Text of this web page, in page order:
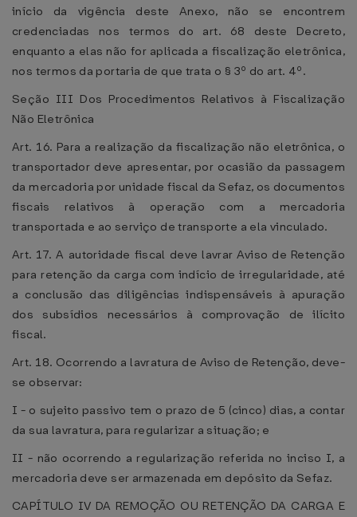
início da vigência deste Anexo, não se encontrem
credenciadas nos termos do art. 68 deste Decreto,
enquanto a elas não for aplicada a fiscalização eletrônica,
nos termos da portaria de que trata o § 3º do art. 4º.
Seção III Dos Procedimentos Relativos à Fiscalização
Não Eletrônica
Art. 16. Para a realização da fiscalização não eletrônica, o
transportador deve apresentar, por ocasião da passagem
da mercadoria por unidade fiscal da Sefaz, os documentos
fiscais relativos à operação com a mercadoria
transportada e ao serviço de transporte a ela vinculado.
Art. 17. A autoridade fiscal deve lavrar Aviso de Retenção
para retenção da carga com indício de irregularidade, até
a conclusão das diligências indispensáveis à apuração
dos subsídios necessários à comprovação de ilícito
fiscal.
Art. 18. Ocorrendo a lavratura de Aviso de Retenção, deve-
se observar:
I - o sujeito passivo tem o prazo de 5 (cinco) dias, a contar
da sua lavratura, para regularizar a situação; e
II - não ocorrendo a regularização referida no inciso I, a
mercadoria deve ser armazenada em depósito da Sefaz.
CAPÍTULO IV DA REMOÇÃO OU RETENÇÃO DA CARGA E